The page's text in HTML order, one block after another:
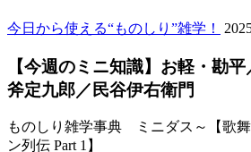
今日から使える“ものしり”雑学！
【今週のミニ知識】お軽・勘
斧定九郎／民谷伊右衛門
ものしり雑学事典 ミニダス～【歌
ン列伝 Part 1】